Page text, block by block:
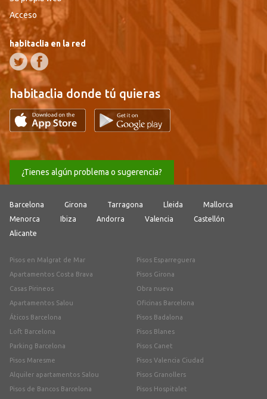
Acceso
habitaclia en la red
habitaclia donde tú quieras
¿Tienes algún problema o sugerencia?
Barcelona Girona Tarragona Lleida
Mallorca
Menorca
Ibiza Andorra Valencia
Castellón
Alicante
Pisos en Malgrat de Mar
Apartamentos Costa Brava
Casas Pirineos
Apartamentos Salou
Áticos Barcelona
Loft Barcelona
Parking Barcelona
Pisos Maresme
Alquiler apartamentos Salou
Pisos de Bancos Barcelona
Pisos Esparreguera
Pisos Girona
Obra nueva
Oficinas Barcelona
Pisos Badalona
Pisos Blanes
Pisos Canet
Pisos Valencia Ciudad
Pisos Granollers
Pisos Hospitalet